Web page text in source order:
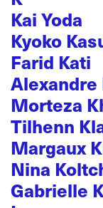
Kai Yoda
Kyoko
Farid Kati
Alexandre
Morteza
Tilhenn
Margaux
Nina
Gabrielle